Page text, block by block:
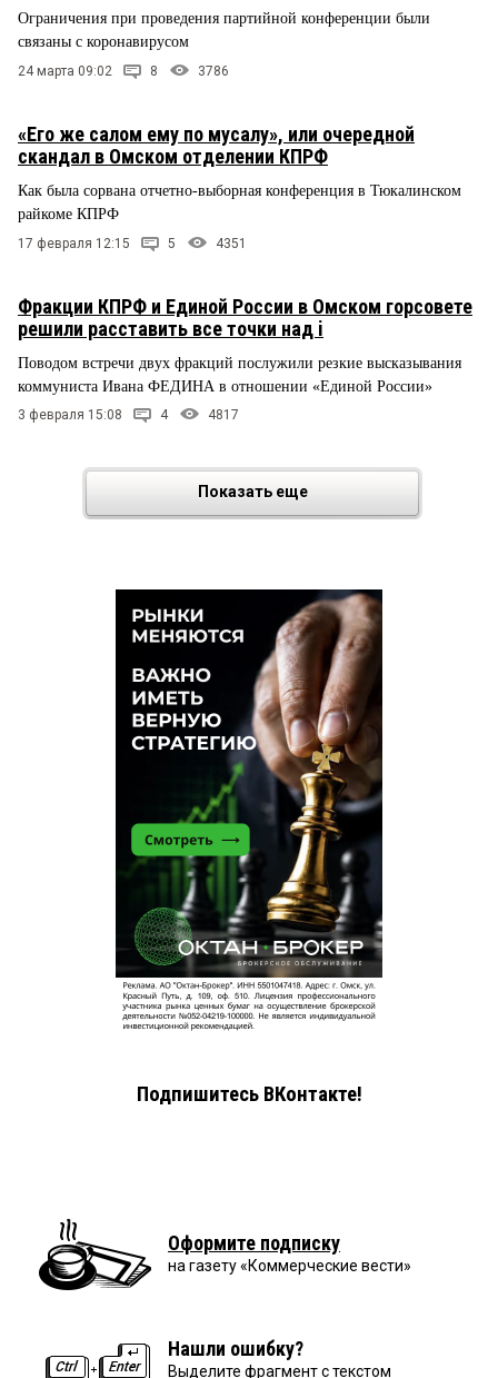
Ограничения при проведения партийной конференции были
связаны с коронавирусом
24 марта 09:02 8 3786
«Его же салом ему по мусалу», или очередной
скандал в Омском отделении КПРФ
Как была сорвана отчетно-выборная конференция в Тюкалинском
райкоме КПРФ
17 февраля 12:15 5 4351
Фракции КПРФ и Единой России в Омском горсовете
решили расставить все точки над i
Поводом встречи двух фракций послужили резкие высказывания
коммуниста Ивана ФЕДИНА в отношении «Единой России»
3 февраля 15:08 4 4817
Показать еще
Подпишитесь ВКонтакте!
Оформите подписку
на газету «Коммерческие вести»
Нашли ошибку?
Выделите фрагмент с текстом